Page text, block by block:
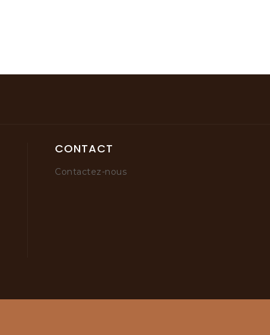
CONTACT
Contactez-nous